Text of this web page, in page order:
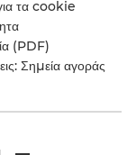
τα cookie
(PDF)
Σημεία αγοράς